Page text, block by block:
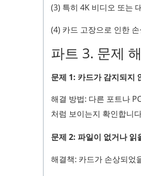
(3) 특히 4K 비디오 또는
(4) 카드 고장으로 인한
파트 3. 문제
문제 1: 카드가 감지되지
해결 방법: 다른 포트나
처럼 보이는지 확인합니
문제 2: 파일이 없거나 읽
해결책: 카드가 손상되었